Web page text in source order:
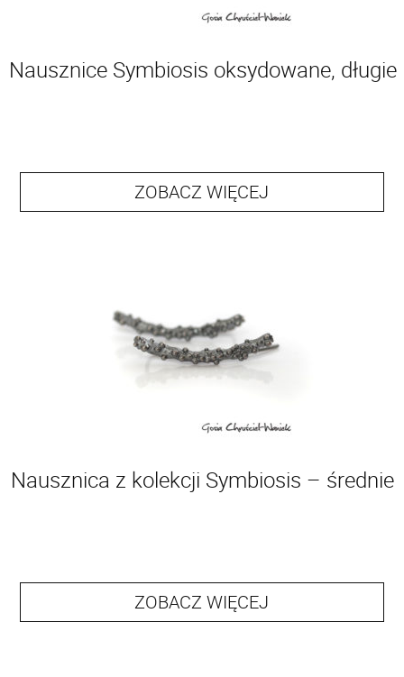
Nausznice Symbiosis oksydowane, długie
ZOBACZ WIĘCEJ
Nausznica z kolekcji Symbiosis – średnie
ZOBACZ WIĘCEJ